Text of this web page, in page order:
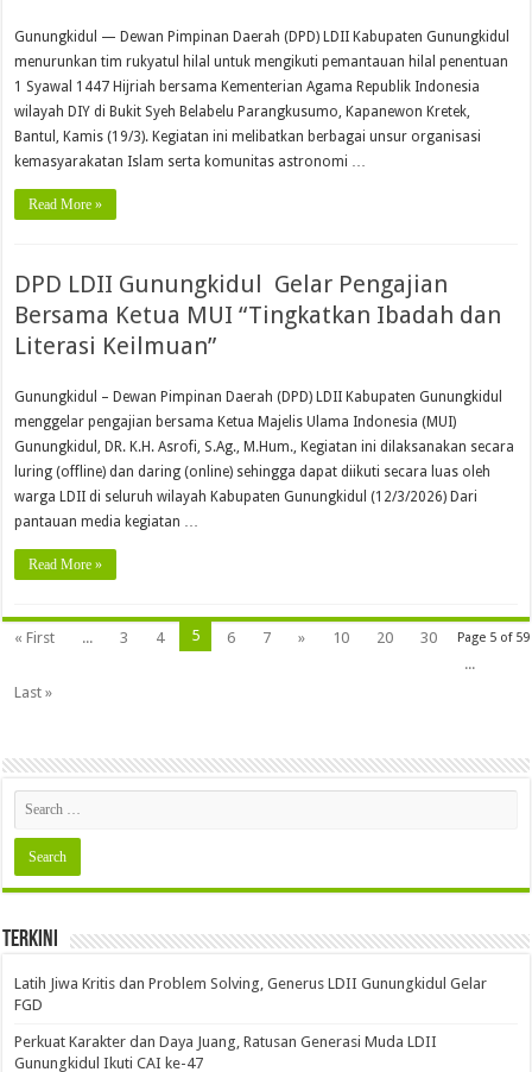
Gunungkidul — Dewan Pimpinan Daerah (DPD) LDII Kabupaten Gunungkidul
menurunkan tim rukyatul hilal untuk mengikuti pemantauan hilal penentuan
1 Syawal 1447 Hijriah bersama Kementerian Agama Republik Indonesia
wilayah DIY di Bukit Syeh Belabelu Parangkusumo, Kapanewon Kretek,
Bantul, Kamis (19/3). Kegiatan ini melibatkan berbagai unsur organisasi
kemasyarakatan Islam serta komunitas astronomi …
Read More »
DPD LDII Gunungkidul Gelar Pengajian
Bersama Ketua MUI “Tingkatkan Ibadah dan
Literasi Keilmuan”
Gunungkidul – Dewan Pimpinan Daerah (DPD) LDII Kabupaten Gunungkidul
menggelar pengajian bersama Ketua Majelis Ulama Indonesia (MUI)
Gunungkidul, DR. K.H. Asrofi, S.Ag., M.Hum., Kegiatan ini dilaksanakan secara
luring (offline) dan daring (online) sehingga dapat diikuti secara luas oleh
warga LDII di seluruh wilayah Kabupaten Gunungkidul (12/3/2026) Dari
pantauan media kegiatan …
Read More »
Page 5 of 59
« First ... 3 4 5 6 7 » 10 20
30
...
Last »
Terkini
Latih Jiwa Kritis dan Problem Solving, Generus LDII Gunungkidul Gelar
FGD
Perkuat Karakter dan Daya Juang, Ratusan Generasi Muda LDII
Gunungkidul Ikuti CAI ke-47